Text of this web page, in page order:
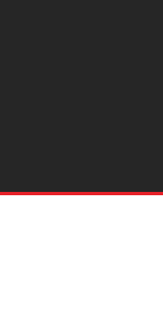
kurulmuş, 20
kumu üretiminde